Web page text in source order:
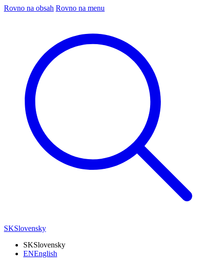
Rovno na obsah Rovno na menu
SKSlovensky
SKSlovensky
ENEnglish